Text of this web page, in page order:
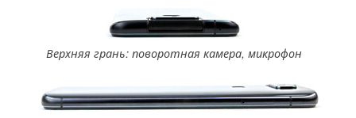
Верхняя грань: поворотная камера, микрофон